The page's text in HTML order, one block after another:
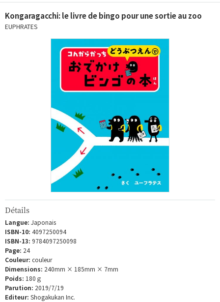
Kongaragacchi: le livre de bingo pour une sortie au zoo
EUPHRATES
Détails
Langue: Japonais
ISBN-10: 4097250094
ISBN-13: 9784097250098
Page: 24
Couleur: couleur
Dimensions: 240mm × 185mm × 7mm
Poids: 180ｇ
Parution: 2019/7/19
Editeur: Shogakukan Inc.